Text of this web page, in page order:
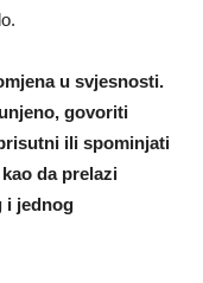
u svjesnosti.
govoriti
ili spominjati
da prelazi
i jednog